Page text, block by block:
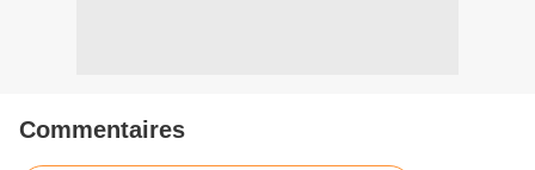
Commentaires